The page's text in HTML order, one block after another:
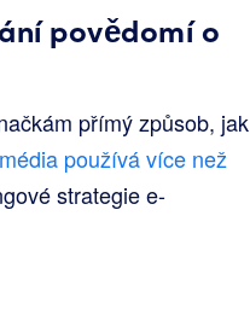
povědomí o
přímý způsob, jak
používá více než
strategie e-